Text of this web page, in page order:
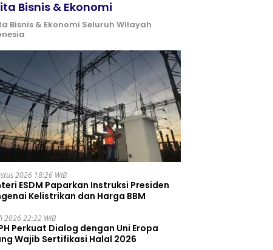
Bisnis & Ekonomi
Bisnis & Ekonomi Seluruh Wilayah
2026 18:26 WIB
ESDM Paparkan Instruksi Presiden
Kelistrikan dan Harga BBM
2026 22:22 WIB
Perkuat Dialog dengan Uni Eropa
Wajib Sertifikasi Halal 2026